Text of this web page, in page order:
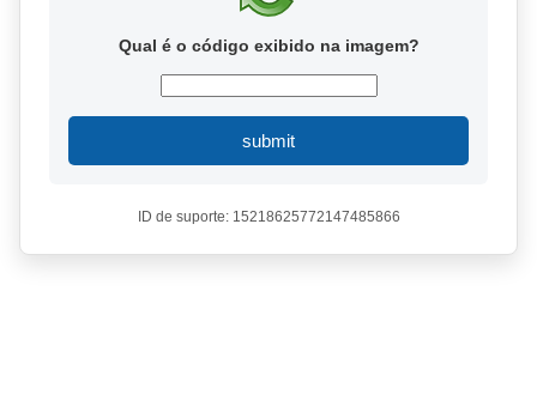
Qual é o código exibido na imagem?
submit
ID de suporte: 15218625772147485866